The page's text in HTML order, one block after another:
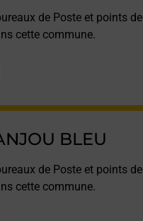
de Poste et points de
cette commune.
BLEU
de Poste et points de
cette commune.